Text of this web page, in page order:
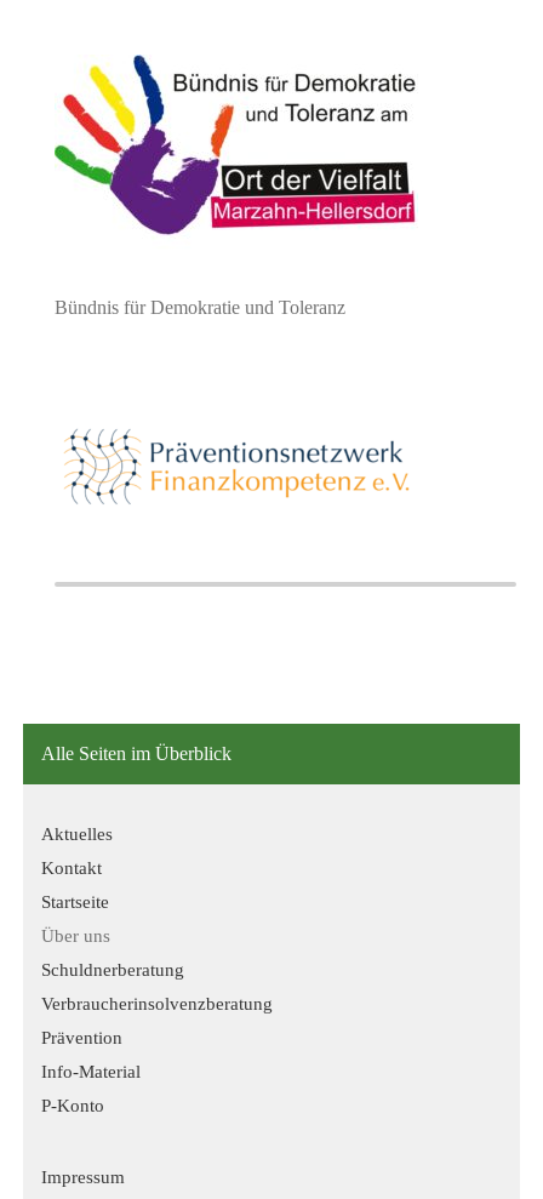
Bündnis für Demokratie und Toleranz
Alle Seiten im Überblick
Aktuelles
Kontakt
Startseite
Über uns
Schuldnerberatung
Verbraucher­insolvenz­beratung
Prävention
Info-Material
P-Konto
Impressum